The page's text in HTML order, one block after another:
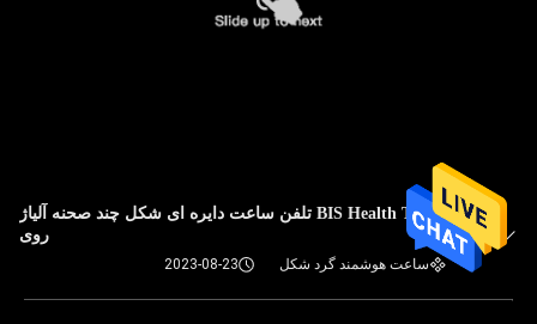
BIS Health Tracker تلفن ساعت دایره ای شکل چند صحنه آلیاژ
روی
ساعت هوشمند گرد شکل 2023-08-23